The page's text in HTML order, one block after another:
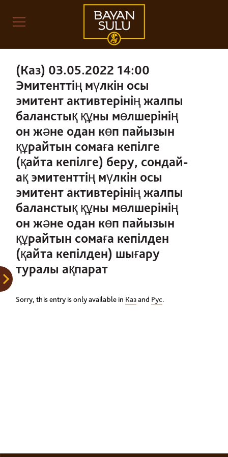
(Каз) 03.05.2022 14:00
Эмитенттің мүлкін осы
эмитент активтерінің жалпы
баланстық құны мөлшерінің
он және одан көп пайызын
құрайтын сомаға кепілге
(қайта кепілге) беру, сондай-
ақ эмитенттің мүлкін осы
эмитент активтерінің жалпы
баланстық құны мөлшерінің
он және одан көп пайызын
құрайтын сомаға кепілден
(қайта кепілден) шығару
туралы ақпарат
Sorry, this entry is only available in Казand Рус.